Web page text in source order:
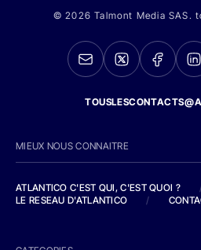
© 2026 Talmont Media SAS.
MIEUX NOUS CONNAITRE
ATLANTICO C'EST QUI, C'EST QUOI ?
LE RESEAU D'ATLANTICO
/